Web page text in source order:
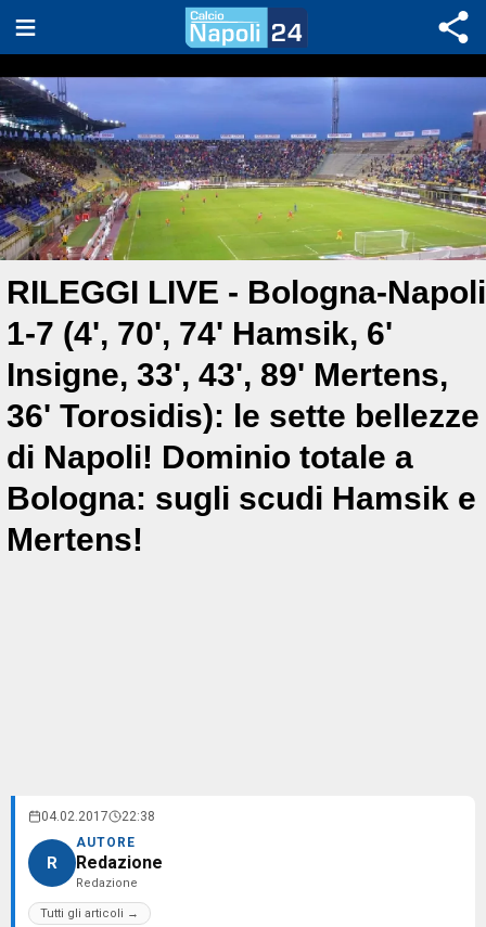
RILEGGI LIVE - Bologna-Napoli
1-7 (4', 70', 74' Hamsik, 6'
Insigne, 33', 43', 89' Mertens,
36' Torosidis): le sette bellezze
di Napoli! Dominio totale a
Bologna: sugli scudi Hamsik e
Mertens!
04.02.2017 22:38
R
AUTORE
Redazione
Redazione
Tutti gli articoli →